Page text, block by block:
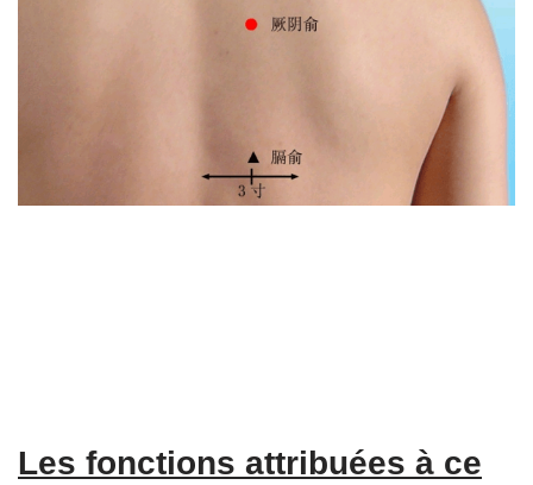
Les fonctions attribuées à ce